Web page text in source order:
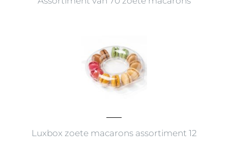
Luxbox zoete macarons assortiment 12